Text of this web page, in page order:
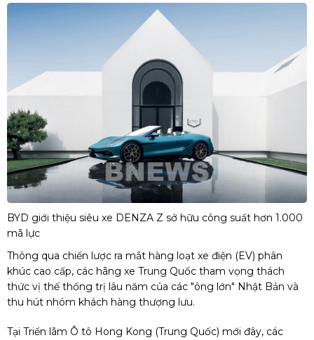
BYD giới thiệu siêu xe DENZA Z sở hữu công suất hơn 1.000
mã lực
Thông qua chiến lược ra mắt hàng loạt xe điện (EV) phân
khúc cao cấp, các hãng xe Trung Quốc tham vọng thách
thức vị thế thống trị lâu năm của các "ông lớn" Nhật Bản và
thu hút nhóm khách hàng thượng lưu.
Tại Triển lãm Ô tô Hong Kong (Trung Quốc) mới đây, các